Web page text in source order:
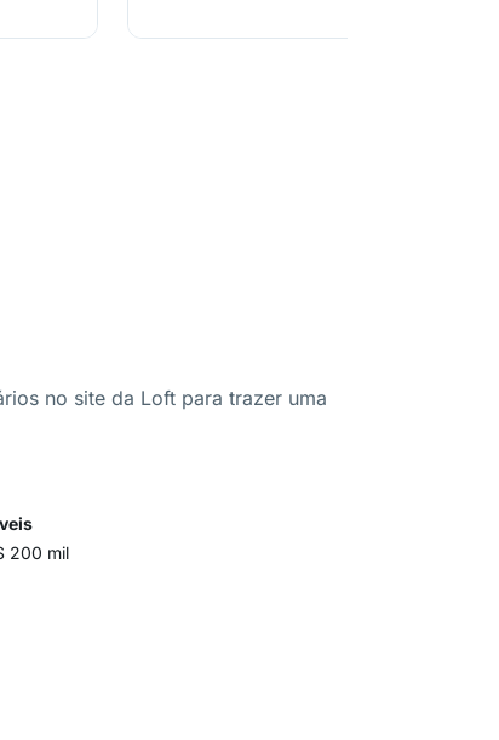
no site da Loft para trazer uma
200 mil